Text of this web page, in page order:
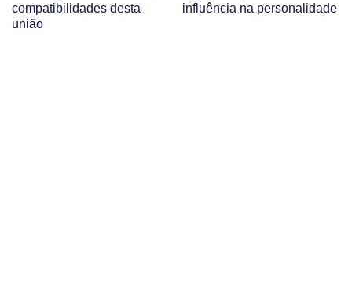
compatibilidades desta
união
influência na personalidade